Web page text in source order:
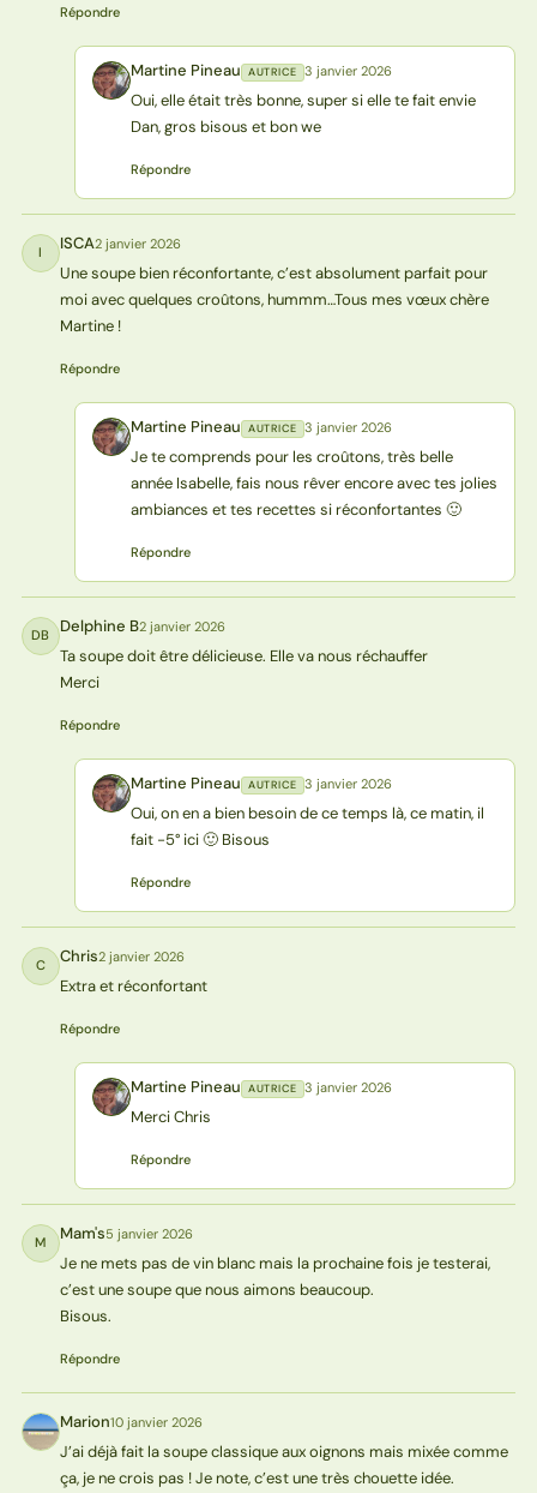
Répondre
MP Martine Pineau AUTRICE 3 janvier 2026
Oui, elle était très bonne, super si elle te fait envie
Dan, gros bisous et bon we
Répondre
I ISCA2 janvier 2026
Une soupe bien réconfortante, c’est absolument parfait pour
moi avec quelques croûtons, hummm…Tous mes vœux chère
Martine !
Répondre
MP Martine Pineau AUTRICE 3 janvier 2026
Je te comprends pour les croûtons, très belle
année Isabelle, fais nous rêver encore avec tes jolies
ambiances et tes recettes si réconfortantes 🙂
Répondre
DB Delphine B2 janvier 2026
Ta soupe doit être délicieuse. Elle va nous réchauffer
Merci
Répondre
MP Martine Pineau AUTRICE 3 janvier 2026
Oui, on en a bien besoin de ce temps là, ce matin, il
fait -5° ici 🙂 Bisous
Répondre
C Chris2 janvier 2026
Extra et réconfortant
Répondre
MP Martine Pineau AUTRICE 3 janvier 2026
Merci Chris
Répondre
M Mam's5 janvier 2026
Je ne mets pas de vin blanc mais la prochaine fois je testerai,
c’est une soupe que nous aimons beaucoup.
Bisous.
Répondre
M Marion10 janvier 2026
J’ai déjà fait la soupe classique aux oignons mais mixée comme
ça, je ne crois pas ! Je note, c’est une très chouette idée.